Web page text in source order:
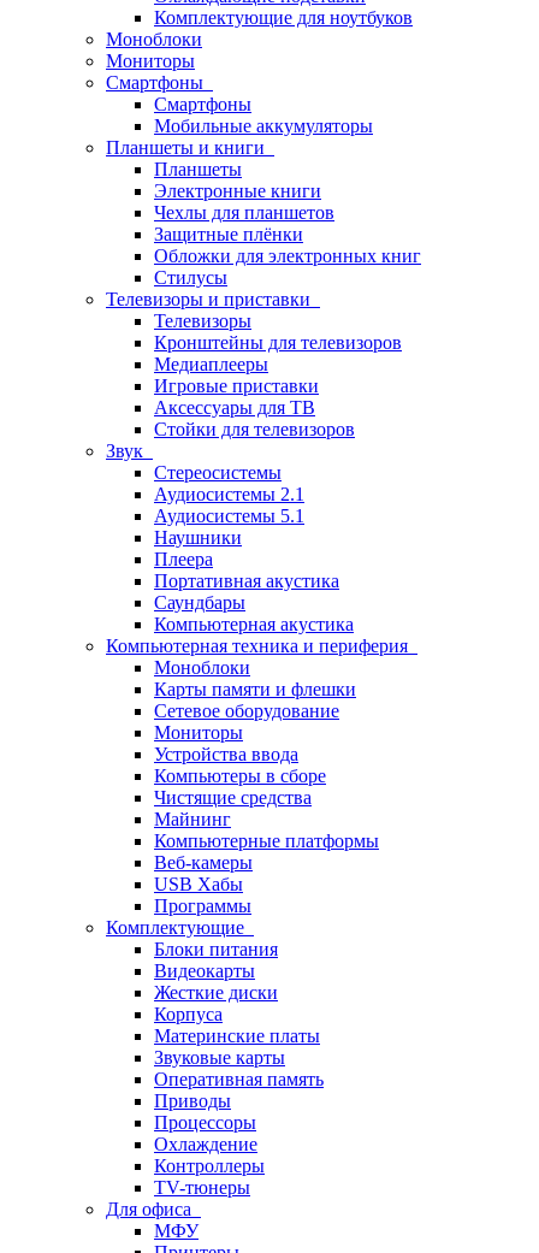
Комплектующие для ноутбуков
Моноблоки
Мониторы
Смартфоны
Смартфоны
Мобильные аккумуляторы
Планшеты и книги
Планшеты
Электронные книги
Чехлы для планшетов
Защитные плёнки
Обложки для электронных книг
Стилусы
Телевизоры и приставки
Телевизоры
Кронштейны для телевизоров
Медиаплееры
Игровые приставки
Аксессуары для ТВ
Стойки для телевизоров
Звук
Стереосистемы
Аудиосистемы 2.1
Аудиосистемы 5.1
Наушники
Плеера
Портативная акустика
Саундбары
Компьютерная акустика
Компьютерная техника и периферия
Моноблоки
Карты памяти и флешки
Сетевое оборудование
Мониторы
Устройства ввода
Компьютеры в сборе
Чистящие средства
Майнинг
Компьютерные платформы
Веб-камеры
USB Хабы
Программы
Комплектующие
Блоки питания
Видеокарты
Жесткие диски
Корпуса
Материнские платы
Звуковые карты
Оперативная память
Приводы
Процессоры
Охлаждение
Контроллеры
TV-тюнеры
Для офиса
МФУ